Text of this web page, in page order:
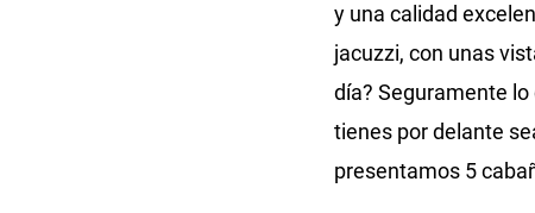
y una calidad
jacuzzi, con unas
día? Seguramente
tienes por delante
presentamos 5